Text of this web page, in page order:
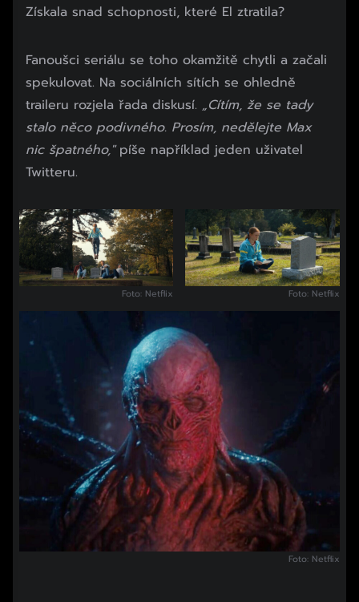
Získala snad schopnosti, které El ztratila?
Fanoušci seriálu se toho okamžitě chytli a začali
spekulovat. Na sociálních sítích se ohledně
traileru rozjela řada diskusí. „Cítím, že se tady
stalo něco podivného. Prosím, nedělejte Max
nic špatného,"píše například jeden uživatel
Twitteru.
Foto: Netflix Foto: Netflix
Foto: Netflix